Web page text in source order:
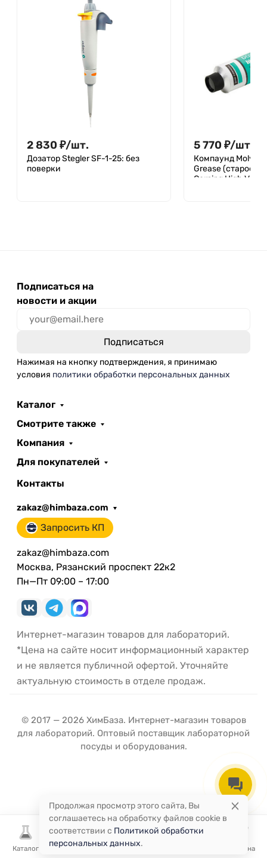
Каталог Избранное Корзина
2 830 ₽/шт.
Дозатор Stegler SF-1-25: без
поверки
5 770 ₽/шт.
Компаунд
Grease (старое
Corning High
Подписаться на
новости и акции
Нажимая на кнопку подтверждения, я принимаю
условия политики обработки персональных данных
Каталог
Смотрите также
Компания
Для покупателей
Контакты
zakaz@himbaza.com
Запросить КП
zakaz@himbaza.com
Москва, Рязанский проспект 22к2
Пн—Пт 09:00 – 17:00
Интернет-магазин товаров для лабораторий.
*Цена на сайте носит информационный характер
и не является публичной офертой. Уточняйте
актуальную стоимость в отделе продаж.
© 2017 — 2026 ХимБаза. Интернет-магазин товаров
для лабораторий. Оптовый поставщик лабораторной
посуды и оборудования.
Продолжая просмотр этого сайта, Вы
соглашаетесь на обработку файлов cookie в
соответствии с Политикой обработки
персональных данных.